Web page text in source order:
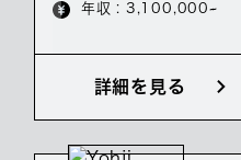
年収 : 3,100,000~
詳細を見る